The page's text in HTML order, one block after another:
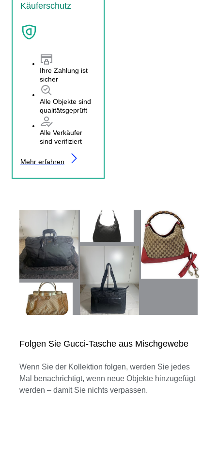
Käuferschutz
Ihre Zahlung ist
sicher
Alle Objekte sind
qualitätsgeprüft
Alle Verkäufer
sind verifiziert
Mehr erfahren
Folgen Sie Gucci-Tasche aus Mischgewebe
Wenn Sie der Kollektion folgen, werden Sie jedes
Mal benachrichtigt, wenn neue Objekte hinzugefügt
werden – damit Sie nichts verpassen.